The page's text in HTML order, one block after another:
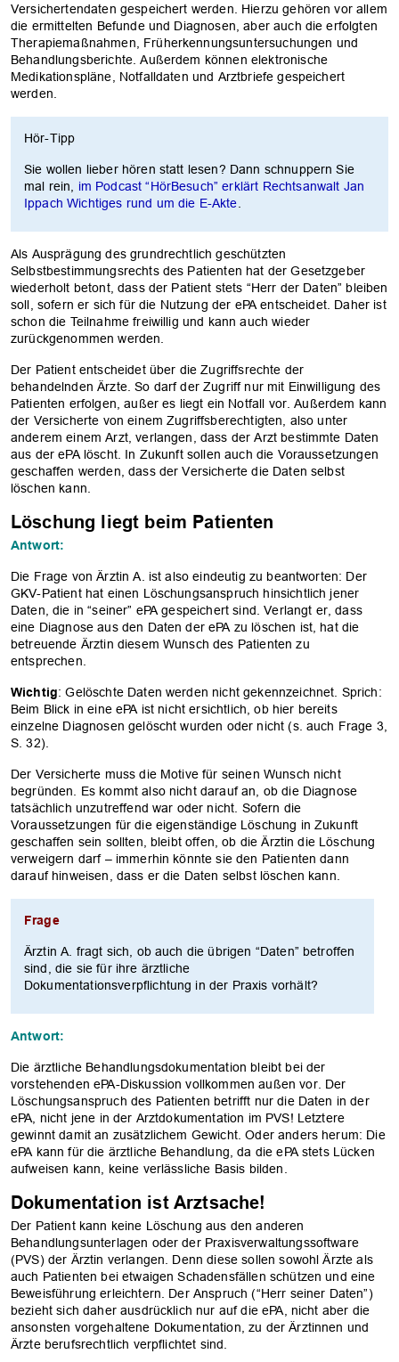
Versichertendaten gespeichert werden. Hierzu gehören vor allem
die ermittelten Befunde und Diagnosen, aber auch die erfolgten
Therapiemaßnahmen, Früherkennungsuntersuchungen und
Behandlungsberichte. Außerdem können elektronische
Medikationspläne, Notfalldaten und Arztbriefe gespeichert
werden.
Hör-Tipp
Sie wollen lieber hören statt lesen? Dann schnuppern Sie
mal rein, im Podcast “HörBesuch” erklärt Rechtsanwalt Jan
Ippach Wichtiges rund um die E-Akte
Als Ausprägung des grundrechtlich geschützten
Selbstbestimmungsrechts des Patienten hat der Gesetzgeber
wiederholt betont, dass der Patient stets “Herr der Daten” bleiben
soll, sofern er sich für die Nutzung der ePA entscheidet. Daher ist
schon die Teilnahme freiwillig und kann auch wieder
zurückgenommen werden.
Der Patient entscheidet über die Zugriffsrechte der
behandelnden Ärzte. So darf der Zugriff nur mit Einwilligung des
Patienten erfolgen, außer es liegt ein Notfall vor. Außerdem kann
der Versicherte von einem Zugriffsberechtigten, also unter
anderem einem Arzt, verlangen, dass der Arzt bestimmte Daten
aus der ePA löscht. In Zukunft sollen auch die Voraussetzungen
geschaffen werden, dass der Versicherte die Daten selbst
löschen kann.
Löschung liegt beim Patienten
Antwort:
Die Frage von Ärztin A. ist also eindeutig zu beantworten: Der
GKV-Patient hat einen Löschungsanspruch hinsichtlich jener
Daten, die in “seiner” ePA gespeichert sind. Verlangt er, dass
eine Diagnose aus den Daten der ePA zu löschen ist, hat die
betreuende Ärztin diesem Wunsch des Patienten zu
entsprechen.
Wichtig: Gelöschte Daten werden nicht gekennzeichnet. Sprich:
Beim Blick in eine ePA ist nicht ersichtlich, ob hier bereits
einzelne Diagnosen gelöscht wurden oder nicht (s. auch Frage 3,
S. 32).
Der Versicherte muss die Motive für seinen Wunsch nicht
begründen. Es kommt also nicht darauf an, ob die Diagnose
tatsächlich unzutreffend war oder nicht. Sofern die
Voraussetzungen für die eigenständige Löschung in Zukunft
geschaffen sein sollten, bleibt offen, ob die Ärztin die Löschung
verweigern darf – immerhin könnte sie den Patienten dann
darauf hinweisen, dass er die Daten selbst löschen kann.
Frage
Ärztin A. fragt sich, ob auch die übrigen “Daten” betroffen
sind, die sie für ihre ärztliche
Dokumentationsverpflichtung in der Praxis vorhält?
Antwort:
Die ärztliche Behandlungsdokumentation bleibt bei der
vorstehenden ePA-Diskussion vollkommen außen vor. Der
Löschungsanspruch des Patienten betrifft nur die Daten in der
ePA, nicht jene in der Arztdokumentation im PVS! Letztere
gewinnt damit an zusätzlichem Gewicht. Oder anders herum: Die
ePA kann für die ärztliche Behandlung, da die ePA stets Lücken
aufweisen kann, keine verlässliche Basis bilden.
Dokumentation ist Arztsache!
Der Patient kann keine Löschung aus den anderen
Behandlungsunterlagen oder der Praxisverwaltungssoftware
(PVS) der Ärztin verlangen. Denn diese sollen sowohl Ärzte als
auch Patienten bei etwaigen Schadensfällen schützen und eine
Beweisführung erleichtern. Der Anspruch (“Herr seiner Daten”)
bezieht sich daher ausdrücklich nur auf die ePA, nicht aber die
ansonsten vorgehaltene Dokumentation, zu der Ärztinnen und
Ärzte berufsrechtlich verpflichtet sind.